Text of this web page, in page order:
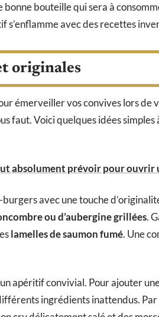
bonne bouteille qui sera à
s’enflamme avec des recettes
originales
émerveiller vos convives lors de
faut. Voici quelques idées
absolument prévoir pour ouvrir
avec une touche
ou d’aubergine grillées.
lamelles de saumon fumé. Une
apéritif convivial. Pour ajouter
ingrédients inattendus.